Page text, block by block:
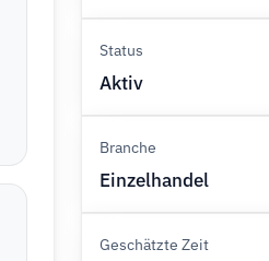
Status
Aktiv
Branche
Einzelhandel
Geschätzte Zeit